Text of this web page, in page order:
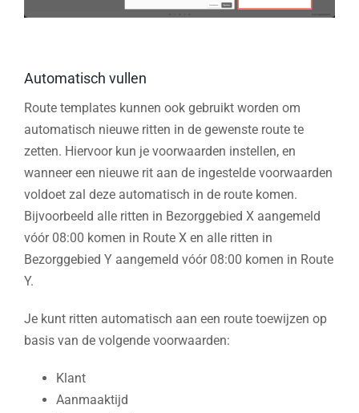
Automatisch vullen
Route templates kunnen ook gebruikt worden om
automatisch nieuwe ritten in de gewenste route te
zetten. Hiervoor kun je voorwaarden instellen, en
wanneer een nieuwe rit aan de ingestelde voorwaarden
voldoet zal deze automatisch in de route komen.
Bijvoorbeeld alle ritten in Bezorggebied X aangemeld
vóór 08:00 komen in Route X en alle ritten in
Bezorggebied Y aangemeld vóór 08:00 komen in Route
Y.
Je kunt ritten automatisch aan een route toewijzen op
basis van de volgende voorwaarden:
Klant
Aanmaaktijd